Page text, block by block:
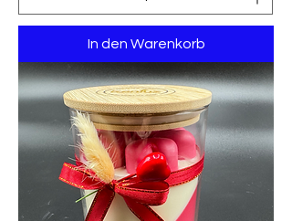
In den Warenkorb